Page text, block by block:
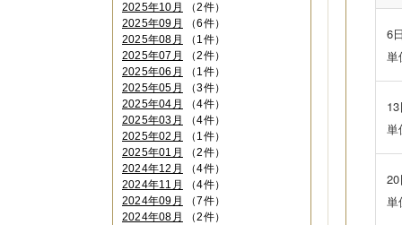
6
単
単
単
2025年10月
（2件）
2025年09月
（6件）
2025年08月
（1件）
2025年07月
（2件）
2025年06月
（1件）
2025年05月
（3件）
2025年04月
（4件）
2025年03月
（4件）
2025年02月
（1件）
2025年01月
（2件）
2024年12月
（4件）
2024年11月
（4件）
2024年09月
（7件）
2024年08月
（2件）